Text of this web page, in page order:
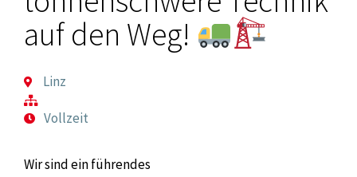
auf den Weg!
Linz
Vollzeit
Wir sind ein führendes